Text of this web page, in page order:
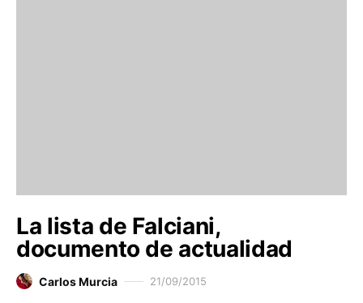
La lista de Falciani,
documento de actualidad
Carlos Murcia 21/09/2015